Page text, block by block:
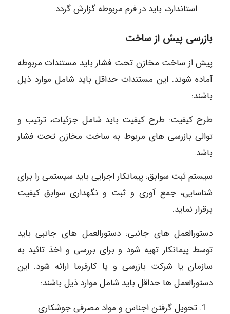
استاندارد، باید در فرم مربوطه گزارش گردد.
بازرسی پیش از ساخت
پیش از ساخت مخازن تحت فشار باید مستندات مربوطه
آماده شوند. این مستندات حداقل باید شامل موارد ذیل
باشند:
طرح کیفیت: طرح کیفیت باید شامل جزئیات، ترتیب و
توالی بازرسی های مربوط به ساخت مخازن تحت فشار
باشد.
سیستم ثبت سوابق: پیمانکار اجرایی باید سیستمی را برای
شناسایی، جمع آوری و ثبت و نگهداری سوابق کیفیت
برقرار نماید.
دستورالعمل های جانبی: دستورالعمل های جانبی باید
توسط پیمانکار تهیه شود و برای بررسی و اخذ تائید به
سازمان یا شرکت بازرسی و یا کارفرما ارائه شود. این
دستورالعمل ها حداقل باید شامل موارد ذیل باشند:
تحویل گرفتن اجناس و مواد مصرفی جوشکاری